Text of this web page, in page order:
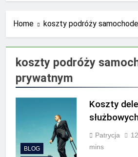
2 Lata Ago
Jakie
biurami
dobie
2 Lata Ago
rodzinnym
Półki na
uporządkuj
szufladkom
Pomoc
firmy – co
Home koszty podróży
koszty podróży
prywatnym
BLOG
Koszty
Patrycja
mins